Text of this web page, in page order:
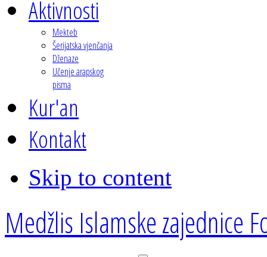
Aktivnosti
Mekteb
Šerijatska vjenčanja
Dženaze
Učenje arapskog
pisma
Kur'an
Kontakt
Skip to content
Medžlis Islamske zajednice